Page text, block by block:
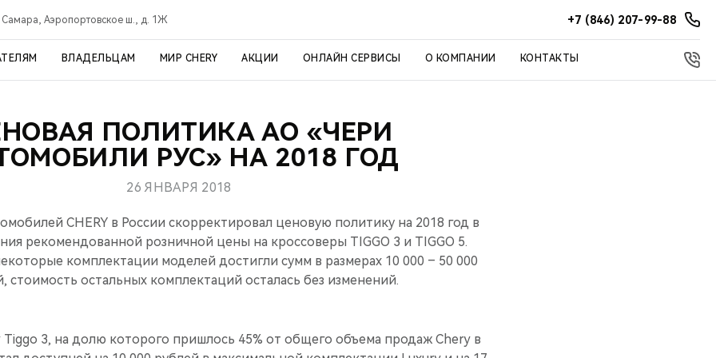
Самара, Аэропортовское ш., д. 1Ж +7 (846) 207-99-88
ВЛАДЕЛЬЦАМ МИР CHERY АКЦИИ ОНЛАЙН СЕРВИСЫ О КОМПАНИИ КОНТАКТЫ
ПОЛИТИКА АО «ЧЕРИ
РУС» НА 2018 ГОД
26 ЯНВАРЯ 2018
CHERY в России скорректировал ценовую политику на 2018 год в
рекомендованной розничной цены на кроссоверы TIGGO 3 и TIGGO 5.
комплектации моделей достигли сумм в размерах 10 000 – 50 000
стоимость остальных комплектаций осталась без изменений.
Tiggo 3, на долю которого пришлось 45% от общего объема продаж Chery в